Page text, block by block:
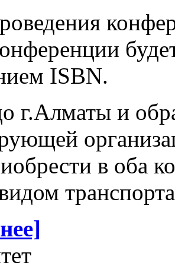
ISBN.
г.Алматы и
в оба